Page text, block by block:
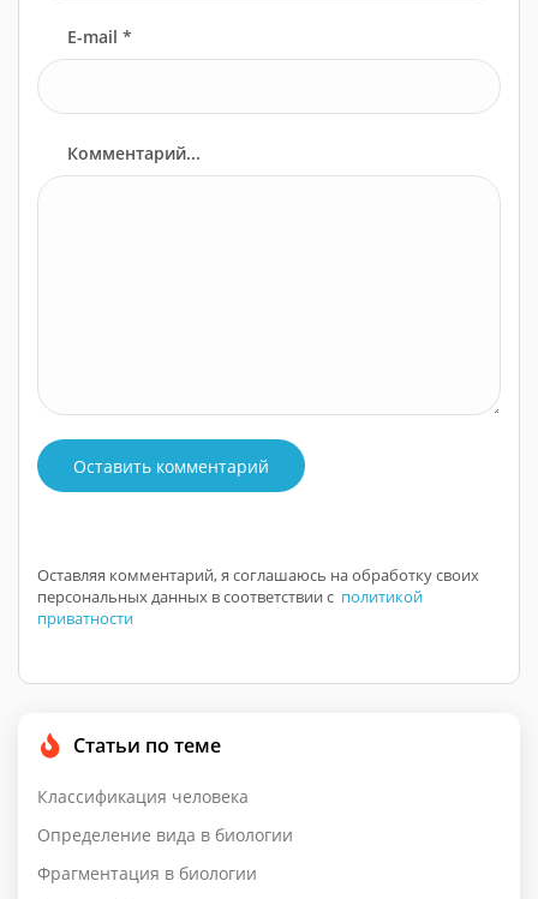
E-mail *
Комментарий...
Оставить комментарий
Оставляя комментарий, я соглашаюсь на обработку своих
персональных данных в соответствии с политикой
приватности
Статьи по теме
Классификация человека
Определение вида в биологии
Фрагментация в биологии